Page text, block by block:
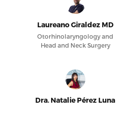
Laureano Giraldez MD
Otorhinolaryngology and
Head and Neck Surgery
Dra. Natalie Pérez Luna